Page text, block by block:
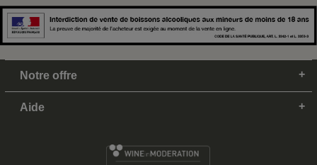
Notre offre
Aide